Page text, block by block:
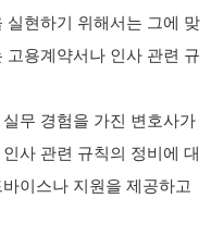
실현하기 위해서는 그에 맞
고용계약서나 인사 관련 규
무 경험을 가진 변호사가
사 관련 규칙의 정비에 대
이스나 지원을 제공하고